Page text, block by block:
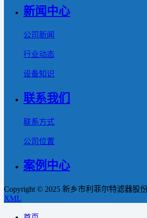
新闻中心
公司新闻
行业动态
设备知识
联系我们
联系方式
公司位置
案例中心
Copyright © 2025 新乡市利菲尔特滤器股
XML